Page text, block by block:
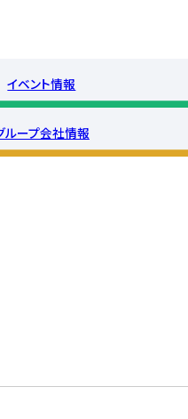
ご質問
イベント情報
ループ会社情報